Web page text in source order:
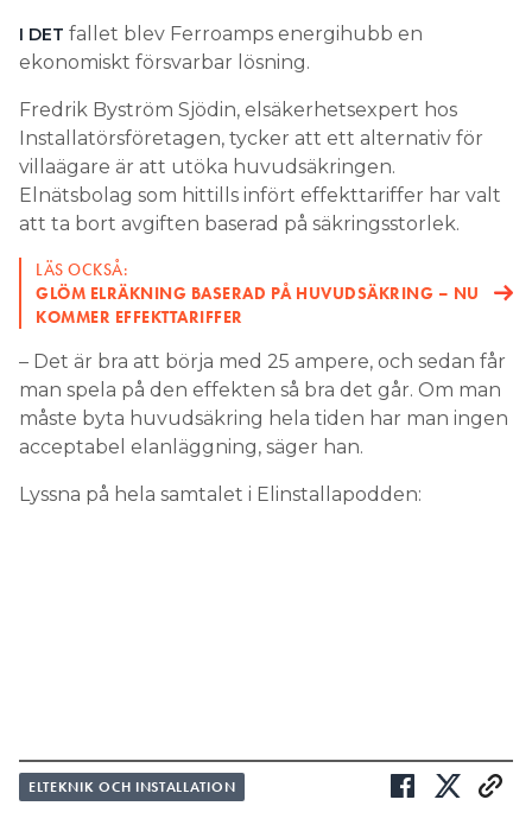
I DET fallet blev Ferroamps energihubb en
ekonomiskt försvarbar lösning.
Fredrik Byström Sjödin, elsäkerhetsexpert hos
Installatörsföretagen, tycker att ett alternativ för
villaägare är att utöka huvudsäkringen.
Elnätsbolag som hittills infört effekttariffer har valt
att ta bort avgiften baserad på säkringsstorlek.
LÄS OCKSÅ:
GLÖM ELRÄKNING BASERAD PÅ HUVUDSÄKRING – NU
KOMMER EFFEKTTARIFFER
– Det är bra att börja med 25 ampere, och sedan får
man spela på den effekten så bra det går. Om man
måste byta huvudsäkring hela tiden har man ingen
acceptabel elanläggning, säger han.
Lyssna på hela samtalet i Elinstallapodden:
ELTEKNIK OCH INSTALLATION